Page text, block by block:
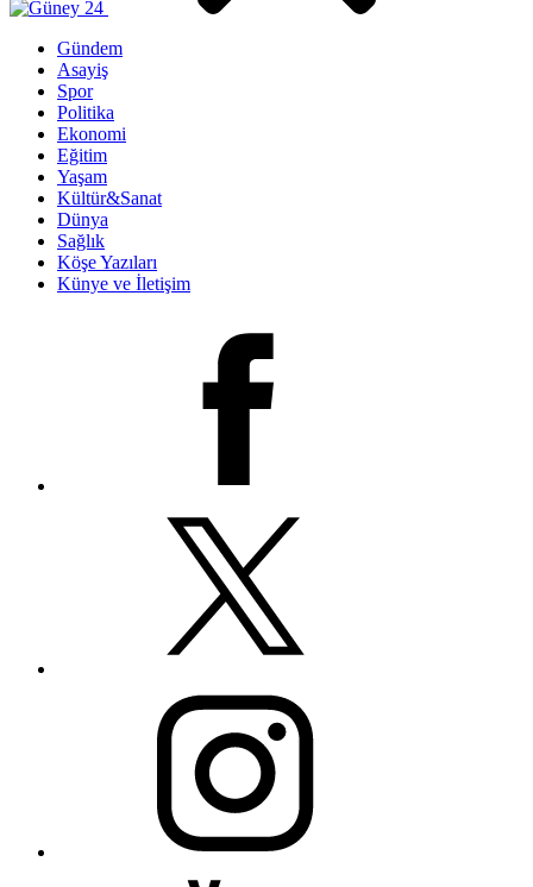
Gündem
Asayiş
Spor
Politika
Ekonomi
Eğitim
Yaşam
Kültür&Sanat
Dünya
Sağlık
Köşe Yazıları
Künye ve İletişim